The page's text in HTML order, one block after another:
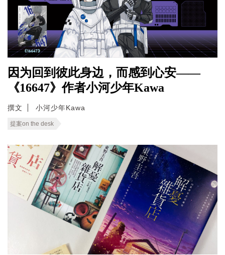
因为回到彼此身边，而感到心安——
《16647》作者小河少年Kawa
撰文 小河少年Kawa
提案on the desk